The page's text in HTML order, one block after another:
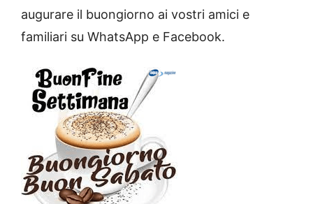
augurare il buongiorno ai vostri amici e
familiari su WhatsApp e Facebook.